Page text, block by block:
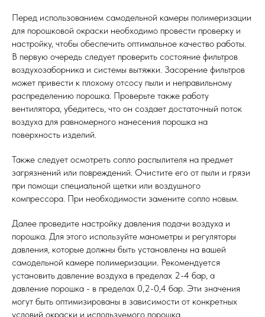
Перед использованием самодельной камеры полимеризации
для порошковой окраски необходимо провести проверку и
настройку, чтобы обеспечить оптимальное качество работы.
В первую очередь следует проверить состояние фильтров
воздухозаборника и системы вытяжки. Засорение фильтров
может привести к плохому отсосу пыли и неправильному
распределению порошка. Проверьте также работу
вентилятора, убедитесь, что он создает достаточный поток
воздуха для равномерного нанесения порошка на
поверхность изделий.
Также следует осмотреть сопло распылителя на предмет
загрязнений или повреждений. Очистите его от пыли и грязи
при помощи специальной щетки или воздушного
компрессора. При необходимости замените сопло новым.
Далее проведите настройку давления подачи воздуха и
порошка. Для этого используйте манометры и регуляторы
давления, которые должны быть установлены на вашей
самодельной камере полимеризации. Рекомендуется
установить давление воздуха в пределах 2-4 бар, а
давление порошка - в пределах 0,2-0,4 бар. Эти значения
могут быть оптимизированы в зависимости от конкретных
условий окраски и используемого порошка.